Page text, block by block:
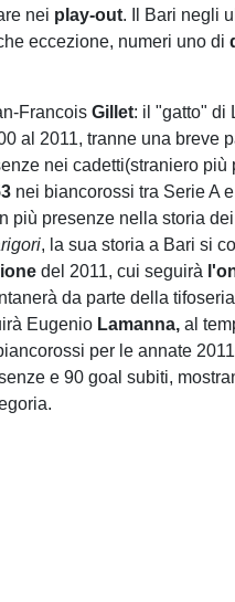
nei play-out. Il Bari negli
eccezione, numeri uno di
Francois Gillet: il "gatto" di
al 2011, tranne una breve
nei cadetti(straniero più
nei biancorossi tra Serie A
più presenze nella storia dei
, la sua storia a Bari si
del 2011, cui seguirà
da parte della
Eugenio Lamanna, al
per le annate
e 90 goal subiti,